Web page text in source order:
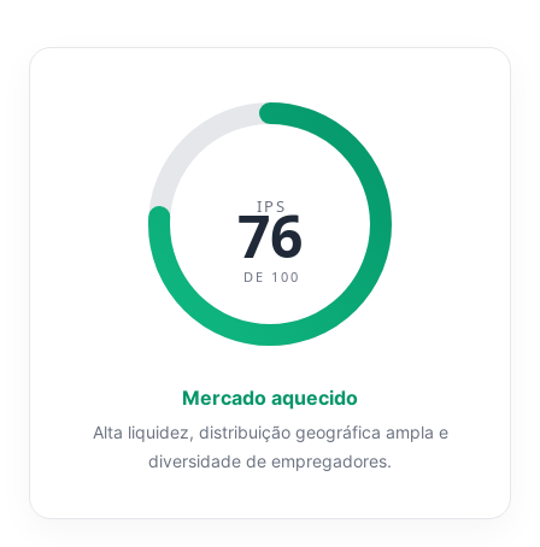
IPS
76
DE 100
Mercado aquecido
Alta liquidez, distribuição geográfica ampla e
diversidade de empregadores.